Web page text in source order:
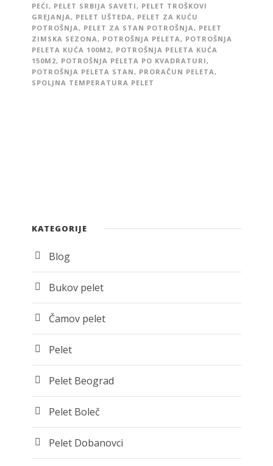
PEĆI , PELET SRBIJA SAVETI , PELET TROŠKOVI
GREJANJA , PELET UŠTEDA , PELET ZA KUĆU
POTROŠNJA , PELET ZA STAN POTROŠNJA , PELET
ZIMSKA SEZONA , POTROŠNJA PELETA , POTROŠNJA
PELETA KUĆA 100M2, POTROŠNJA PELETA KUĆA
150M2, POTROŠNJA PELETA PO KVADRATURI ,
POTROŠNJA PELETA STAN , PRORAČUN PELETA ,
SPOLJNA TEMPERATURA PELET
KATEGORIJE
Blog
Bukov pelet
Čamov pelet
Pelet
Pelet Beograd
Pelet Boleč
Pelet Dobanovci